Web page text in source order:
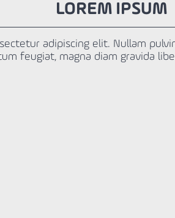
LOREM IPSUM
adipiscing elit. Nullam
feugiat, magna diam gravida